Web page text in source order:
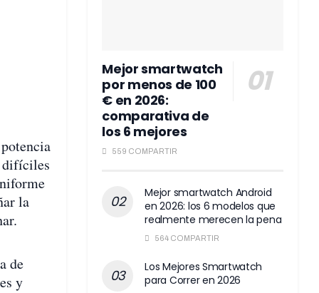
difíciles
la
de
y
Mejor smartwatch
por menos de 100
€ en 2026:
comparativa de
los 6 mejores
559 COMPARTIR
Mejor smartwatch Android
en 2026: los 6 modelos que
realmente merecen la pena
564 COMPARTIR
Los Mejores Smartwatch
para Correr en 2026